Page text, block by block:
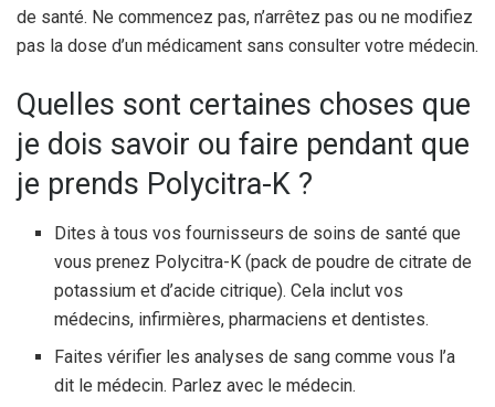
de santé. Ne commencez pas, n’arrêtez pas ou ne modifiez
pas la dose d’un médicament sans consulter votre médecin.
Quelles sont certaines choses que
je dois savoir ou faire pendant que
je prends Polycitra-K ?
Dites à tous vos fournisseurs de soins de santé que
vous prenez Polycitra-K (pack de poudre de citrate de
potassium et d’acide citrique). Cela inclut vos
médecins, infirmières, pharmaciens et dentistes.
Faites vérifier les analyses de sang comme vous l’a
dit le médecin. Parlez avec le médecin.